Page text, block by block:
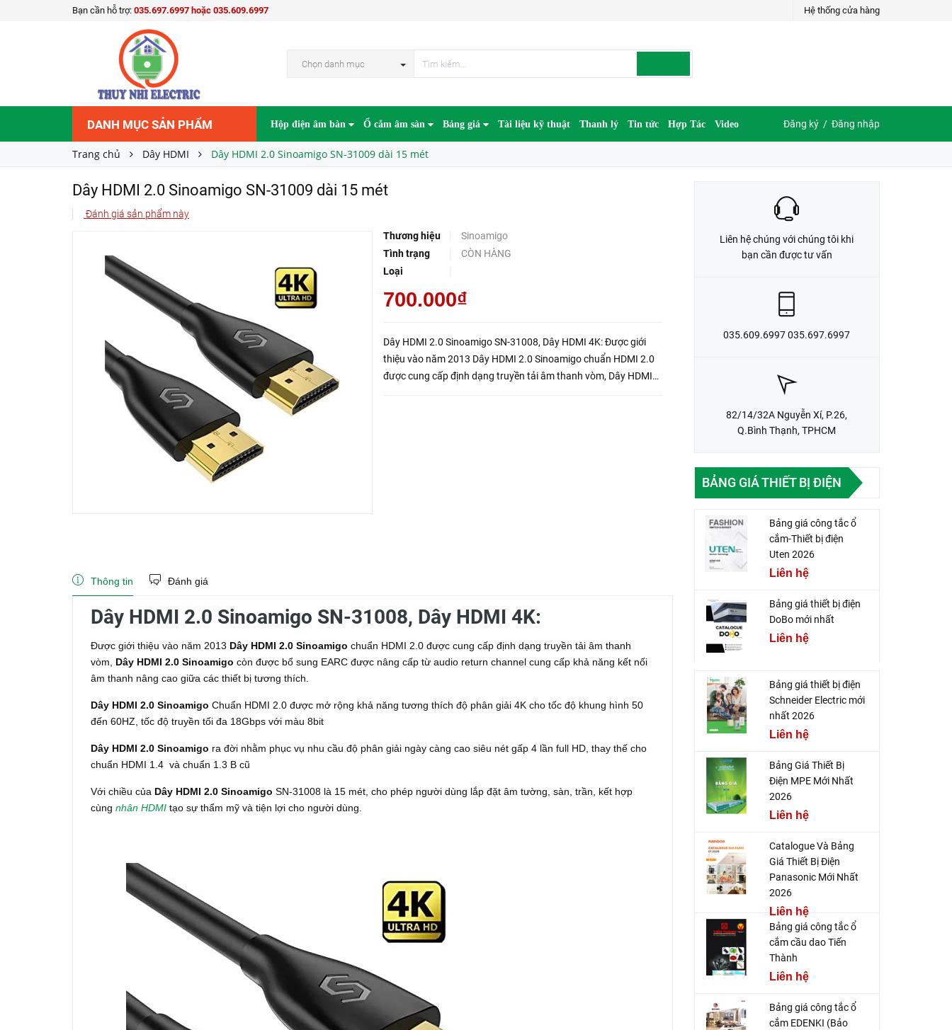
Bạn cần hỗ trợ: 035.697.6997 hoặc 035.609.6997 Hệ thống cửa hàng
Chọn danh mục
DANH MỤC SẢN PHẨM Hộp điện âm bàn Ổ cắm âm sàn Bảng giá Tài liệu kỹ thuật Thanh lý Tin tức Hợp Tác Video Đăng ký / Đăng nhập
Trang chủ Dây HDMI Dây HDMI 2.0 Sinoamigo SN-31009 dài 15 mét
Dây HDMI 2.0 Sinoamigo SN-31009 dài 15 mét
Đánh giá sản phẩm này
Thương hiệu
Sinoamigo
Tình trạng
CÒN HÀNG
Loại
700.000₫
Dây HDMI 2.0 Sinoamigo SN-31008, Dây HDMI 4K: Được giới
thiệu vào năm 2013 Dây HDMI 2.0 Sinoamigo chuẩn HDMI 2.0
được cung cấp định dạng truyền tải âm thanh vòm, Dây HDMI
Dây HDMI 2.0 Sinoamigo SN-31009 dài 15 mét
Giá bán: 700.000₫
LIÊN HỆ ĐẶT HÀNG
Thông tin Đánh giá
Dây HDMI 2.0 Sinoamigo SN-31008, Dây HDMI 4K:
Được giới thiệu vào năm 2013 Dây HDMI 2.0 Sinoamigo chuẩn HDMI 2.0 được cung cấp định dạng truyền tải âm thanh
vòm, Dây HDMI 2.0 Sinoamigo còn được bổ sung EARC được nâng cấp từ audio return channel cung cấp khả năng kết nối
âm thanh nâng cao giữa các thiết bị tương thích.
Dây HDMI 2.0 Sinoamigo Chuẩn HDMI 2.0 được mở rộng khả năng tương thích độ phân giải 4K cho tốc độ khung hình 50
đến 60HZ, tốc độ truyền tối đa 18Gbps với màu 8bit
Dây HDMI 2.0 Sinoamigo ra đời nhằm phục vụ nhu cầu độ phân giải ngày càng cao siêu nét gấp 4 lần full HD, thay thế cho
chuẩn HDMI 1.4 và chuẩn 1.3 B cũ
Với chiều của Dây HDMI 2.0 Sinoamigo SN-31008 là 15 mét, cho phép người dùng lắp đặt âm tường, sàn, trần, kết hợp
cùng nhân HDMI tạo sự thẩm mỹ và tiện lợi cho người dùng.
Liên hệ chúng với chúng tôi khi
bạn cần được tư vấn
035.609.6997 035.697.6997
82/14/32A Nguyễn Xí, P.26,
Q.Bình Thạnh, TPHCM
BẢNG GIÁ THIẾT BỊ ĐIỆN
Bảng giá công tắc ổ
cắm-Thiết bị điện
Uten 2026
Liên hệ
Bảng giá thiết bị điện
DoBo mới nhất
Liên hệ
Bảng giá thiết bị điện
Schneider Electric mới
nhất 2026
Liên hệ
Bảng Giá Thiết Bị
Điện MPE Mới Nhất
2026
Liên hệ
Catalogue Và Bảng
Giá Thiết Bị Điện
Panasonic Mới Nhất
2026
Liên hệ
Bảng giá công tắc ổ
cắm cầu dao Tiến
Thành
Liên hệ
Bảng giá công tắc ổ
cắm EDENKI (Bảo